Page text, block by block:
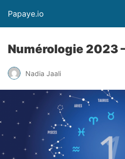
Papaye.io
Numérologie 2023
Nadia Jaali